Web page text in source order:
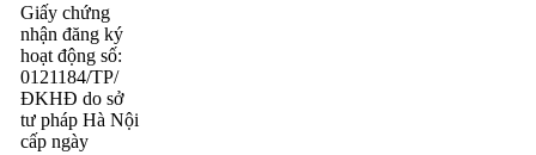
Giấy chứng
nhận đăng ký
hoạt động số:
0121184/TP/
ĐKHĐ do sở
tư pháp Hà Nội
cấp ngày